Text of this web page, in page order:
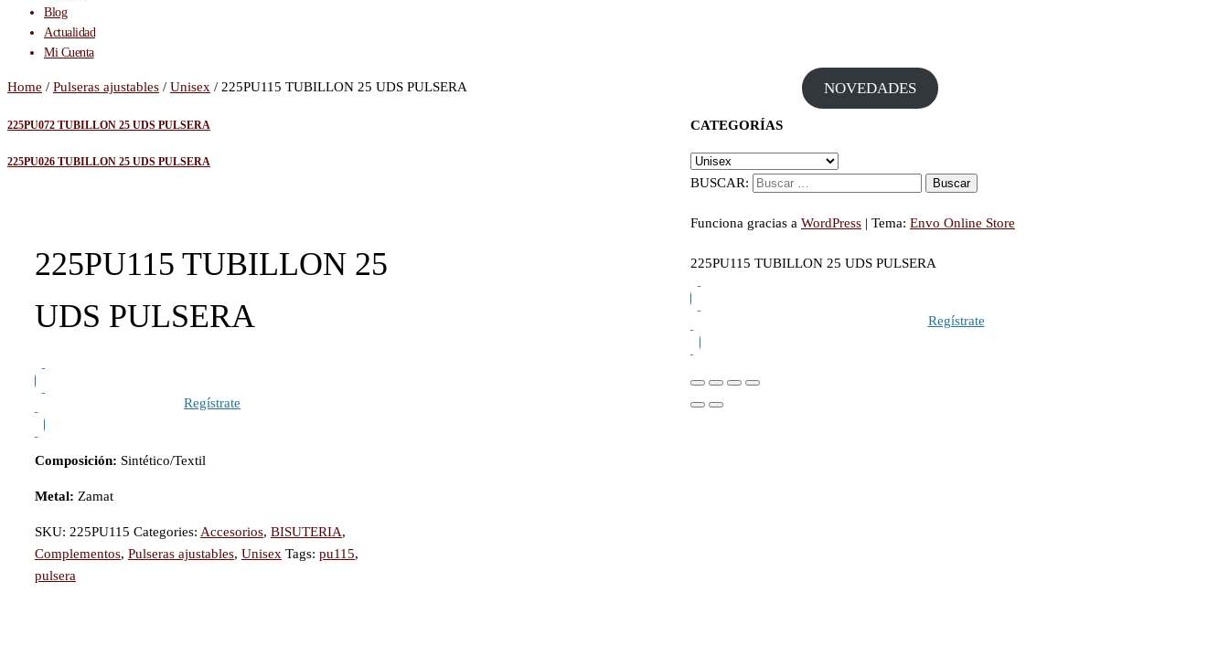
Blog
Actualidad
Mi Cuenta
Home / Pulseras ajustables / Unisex / 225PU115 TUBILLON 25 UDS PULSERA
225PU072 TUBILLON 25 UDS PULSERA
225PU026 TUBILLON 25 UDS PULSERA
225PU115 TUBILLON 25
UDS PULSERA
Regístrate
Composición: Sintético/Textil
Metal: Zamat
SKU: 225PU115 Categories: Accesorios, BISUTERIA,
Complementos, Pulseras ajustables, Unisex Tags: pu115,
pulsera
NOVEDADES
CATEGORÍAS
BUSCAR:
Funciona gracias a WordPress | Tema: Envo Online Store
225PU115 TUBILLON 25 UDS PULSERA
Regístrate